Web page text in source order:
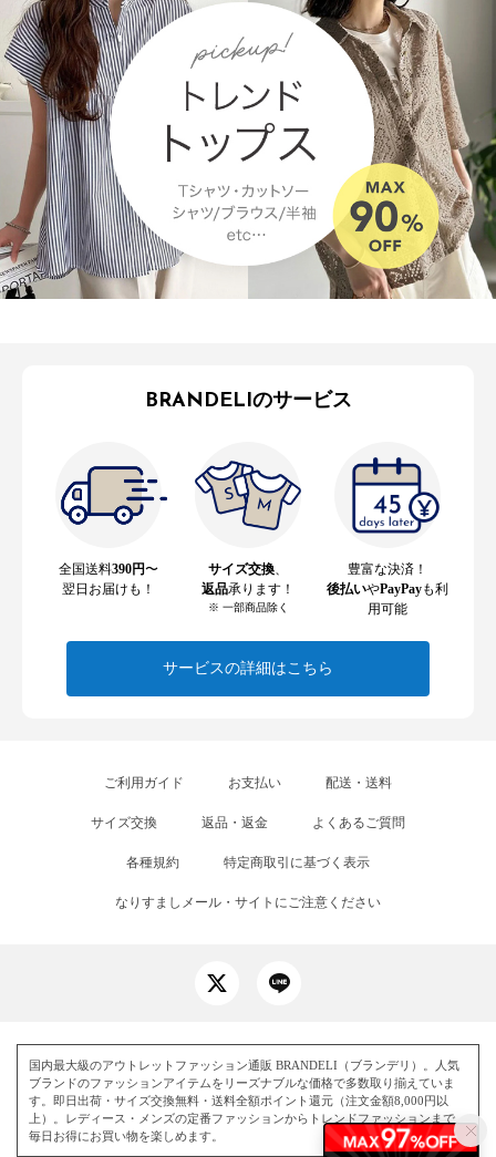
BRANDELIのサービス
全国送料390円〜
翌日お届けも！
サイズ交換、
返品承ります！
※ 一部商品除く
豊富な決済！
後払いやPayPayも利
用可能
サービスの詳細はこちら
ご利用ガイド お支払い 配送・送料
サイズ交換 返品・返金 よくあるご質問
各種規約 特定商取引に基づく表示
なりすましメール・サイトにご注意ください
国内最大級のアウトレットファッション通販 BRANDELI（ブランデリ）。人気
ブランドのファッションアイテムをリーズナブルな価格で多数取り揃えていま
す。即日出荷・サイズ交換無料・送料全額ポイント還元（注文金額8,000円以
上）。レディース・メンズの定番ファッションからトレンドファッションまで、
毎日お得にお買い物を楽しめます。